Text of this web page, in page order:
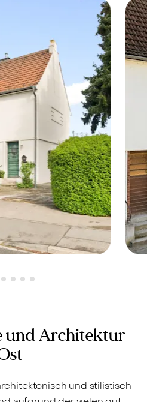
52249 -
und Architektur
und stilistisch